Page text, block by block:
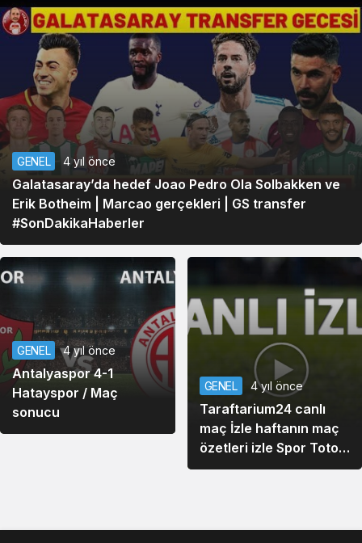
GENEL 4 yıl önce
Galatasaray’da hedef Joao Pedro Ola Solbakken ve
Erik Botheim | Marcao gerçekleri | GS transfer
#SonDakikaHaberler
GENEL 4 yıl önce
Antalyaspor 4-1
Hatayspor / Maç
sonucu
GENEL 4 yıl önce
Taraftarium24 canlı
maç İzle haftanın maç
özetleri izle Spor Toto
Süper Lig Maç Özetleri